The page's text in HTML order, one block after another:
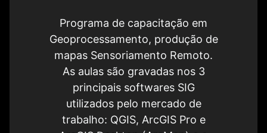
Programa de capacitação em
Geoprocessamento, produção de
mapas Sensoriamento Remoto.
As aulas são gravadas nos 3
principais softwares SIG
utilizados pelo mercado de
trabalho: QGIS, ArcGIS Pro e